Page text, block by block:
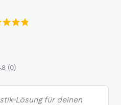
(0)
Lösung für deinen